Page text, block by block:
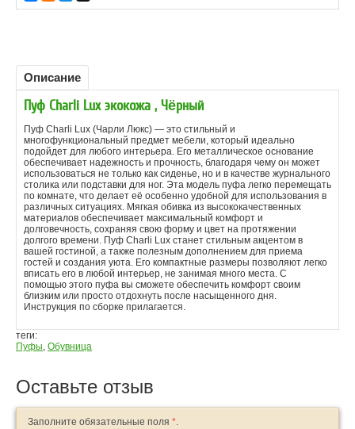
Описание
Пуф Charli Lux экокожа , Чёрный
Пуф Charli Lux (Чарли Люкс) — это стильный и
многофункциональный предмет мебели, который идеально
подойдет для любого интерьера. Его металлическое основание
обеспечивает надежность и прочность, благодаря чему он может
использоваться не только как сиденье, но и в качестве журнального
столика или подставки для ног. Эта модель пуфа легко перемещать
по комнате, что делает её особенно удобной для использования в
различных ситуациях. Мягкая обивка из высококачественных
материалов обеспечивает максимальный комфорт и
долговечность, сохраняя свою форму и цвет на протяжении
долгого времени. Пуф Charli Lux станет стильным акцентом в
вашей гостиной, а также полезным дополнением для приема
гостей и создания уюта. Его компактные размеры позволяют легко
вписать его в любой интерьер, не занимая много места. С
помощью этого пуфа вы сможете обеспечить комфорт своим
близким или просто отдохнуть после насыщенного дня.
Инструкция по сборке прилагается.
теги:
Пуфы, Обувница
Оставьте отзыв
Заполните обязательные поля *.